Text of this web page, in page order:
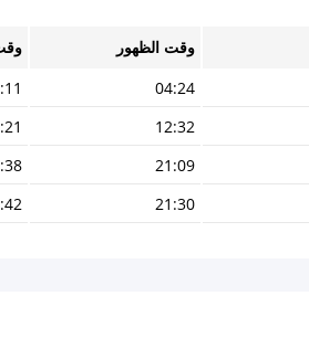
وقت الظهور
04:24
12:32
21:09
21:30